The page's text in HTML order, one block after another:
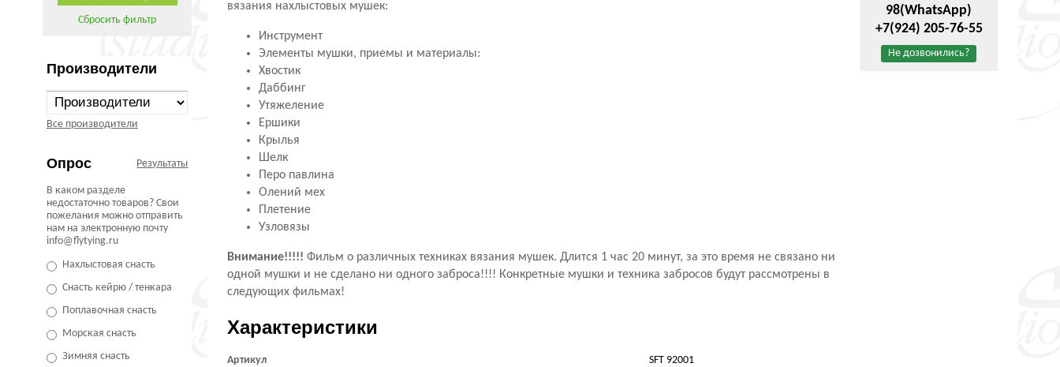
Сбросить фильтр
Производители
Все производители
Опрос Результаты
В каком разделе
недостаточно товаров? Свои
пожелания можно отправить
нам на электронную почту
info@flytying.ru
Нахлыстовая снасть
Снасть кейрю / тенкара
Поплавочная снасть
Морская снасть
Зимняя снасть
вязания нахлыстовых мушек:
Инструмент
Элементы мушки, приемы и материалы:
Хвостик
Даббинг
Утяжеление
Ершики
Крылья
Шелк
Перо павлина
Олений мех
Плетение
Узловязы
Внимание!!!!! Фильм о различных техниках вязания мушек. Длится 1 час 20 минут, за это время не связано ни
одной мушки и не сделано ни одного заброса!!!! Конкретные мушки и техника забросов будут рассмотрены в
следующих фильмах!
Характеристики
Артикул SFT 92001
98(WhatsApp)
+7(924) 205-76-55
Не дозвонились?